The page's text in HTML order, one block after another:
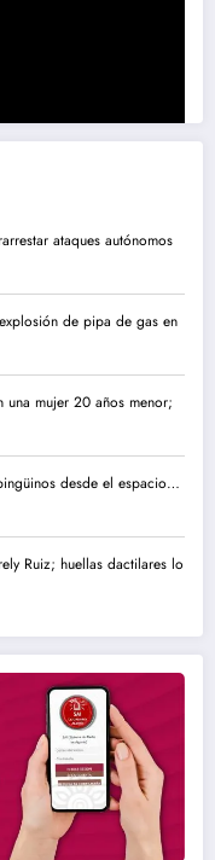
ataques autónomos
de pipa de gas en
mujer 20 años menor;
desde el espacio…
Ruiz; huellas dactilares lo